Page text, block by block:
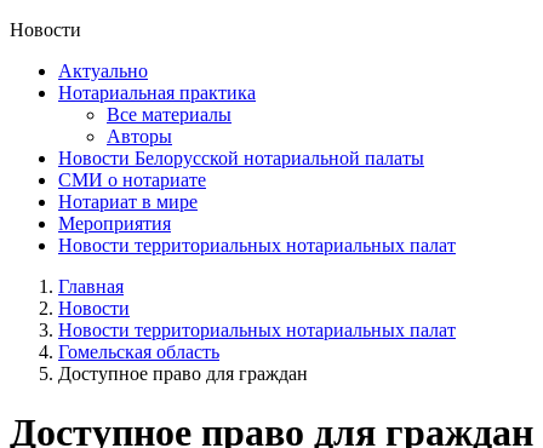
Новости
Актуально
Нотариальная практика
Все материалы
Авторы
Новости Белорусской нотариальной палаты
СМИ о нотариате
Нотариат в мире
Мероприятия
Новости территориальных нотариальных палат
Главная
Новости
Новости территориальных нотариальных палат
Гомельская область
Доступное право для граждан
Доступное право для граждан